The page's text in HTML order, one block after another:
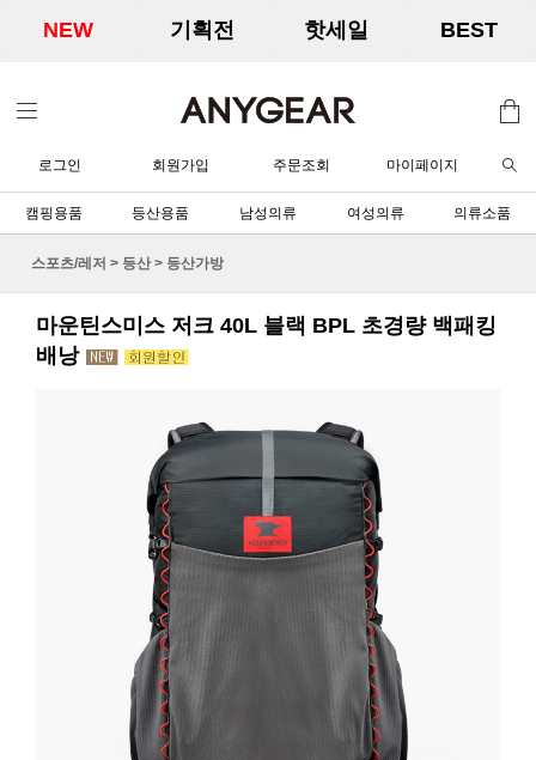
NEW 기획전 핫세일 BEST
로그인 회원가입 주문조회 마이페이지
캠핑용품 등산용품 남성의류 여성의류 의류소품
스포츠/레저 > 등산 > 등산가방
마운틴스미스 저크 40L 블랙 BPL 초경량 백패킹
배낭